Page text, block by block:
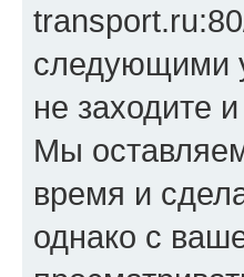
следующими
не заходите
Мы
время и
однако с